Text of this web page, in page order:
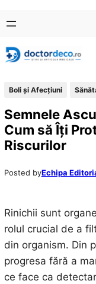
conținut
content
Boli și Afecțiuni
Semnele
Cum să Îți
Riscurilor
Posted byEchipa
Rinichii sunt
rolul crucial de a
din organism. Din
progresa fără a
ce face ca